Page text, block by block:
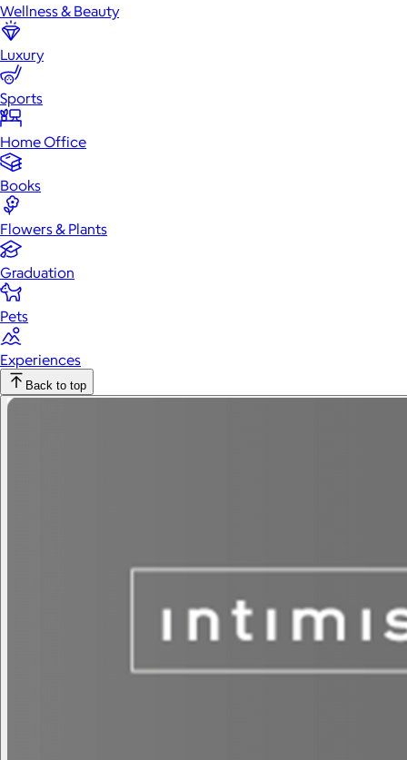
Wellness & Beauty
Luxury
Sports
Home Office
Books
Flowers & Plants
Graduation
Pets
Experiences
Back to top